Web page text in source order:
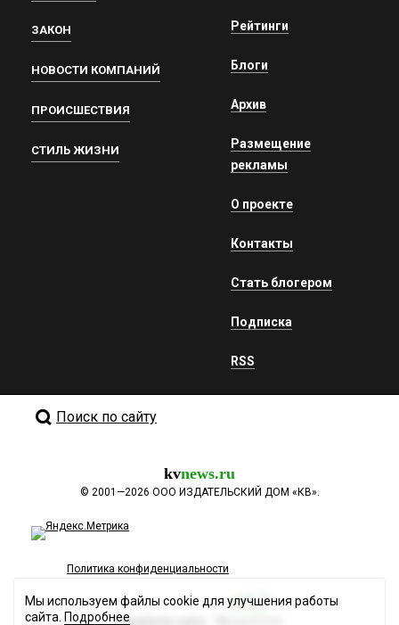
ЗАКОН
НОВОСТИ КОМПАНИЙ
ПРОИСШЕСТВИЯ
СТИЛЬ ЖИЗНИ
Рейтинги
Блоги
Архив
Размещение
рекламы
О проекте
Контакты
Стать блогером
Подписка
RSS
Поиск по сайту
kvnews.ru
© 2001—2026 ООО ИЗДАТЕЛЬСКИЙ ДОМ «КВ».
Политика конфиденциальности
Разработка сайта
Мы используем файлы cookie для улучшения работы
сайта. Подробнее